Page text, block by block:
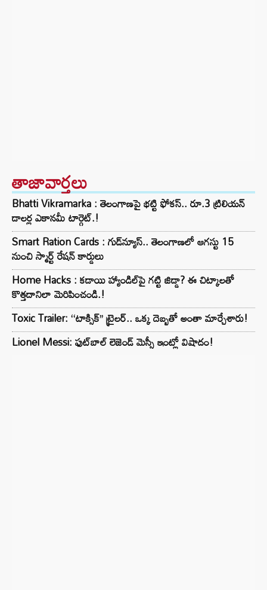
తాజావార్తలు
Bhatti Vikramarka : తెలంగాణపై భట్టి ఫోకస్.. రూ.3 ట్రిలియన్‌
డాలర్ల ఎకానమీ టార్గెట్.!
Smart Ration Cards : గుడ్‌న్యూస్‌.. తెలంగాణలో ఆగస్టు 15
నుంచి స్మార్ట్‌ రేషన్‌ కార్డులు
Home Hacks : కడాయి హ్యాండిల్‌పై గట్టి జిడ్డా? ఈ చిట్కాలతో
కొత్తదానిలా మెరిపించండి.!
Toxic Trailer: ‘‘టాక్సిక్’’ ట్రైలర్.. ఒక్క దెబ్బతో అంతా మార్చేశారు!
Lionel Messi: ఫుట్‌బాల్ లెజెండ్ మెస్సీ ఇంట్లో విషాదం!